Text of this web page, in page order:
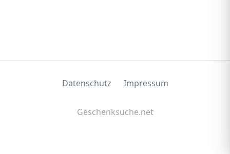
Datenschutz Impressum
Geschenksuche.net